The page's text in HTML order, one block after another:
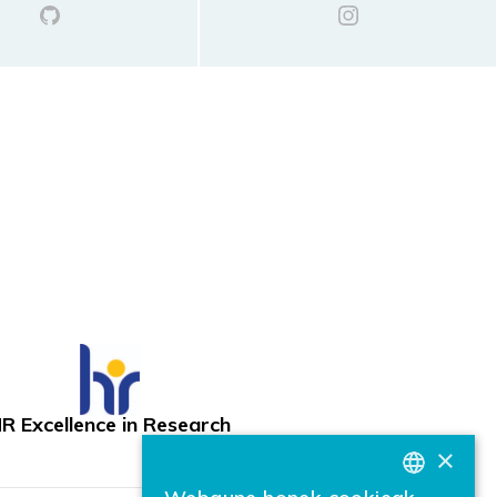
Excellence in Research
×